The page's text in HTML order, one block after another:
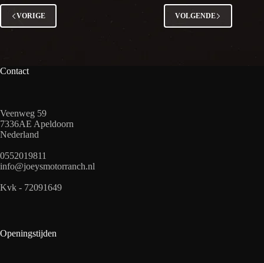
VORIGE VOLGENDE
Contact
Veenweg 59
7336AE Apeldoorn
Nederland
0552019811
info@joeysmotorranch.nl
Kvk - 72091649
Openingstijden